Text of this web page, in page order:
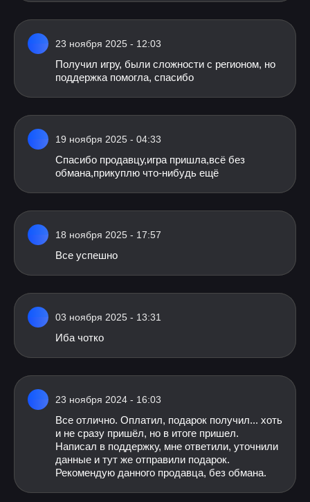
23 ноября 2025 - 12:03
Получил игру, были сложности с регионом, но
поддержка помогла, спасибо
19 ноября 2025 - 04:33
Спасибо продавцу,игра пришла,всё без
обмана,прикуплю что-нибудь ещё
18 ноября 2025 - 17:57
Все успешно
03 ноября 2025 - 13:31
Иба чотко
23 ноября 2024 - 16:03
Все отлично. Оплатил, подарок получил... хоть
и не сразу пришёл, но в итоге пришел.
Написал в поддержку, мне ответили, уточнили
данные и тут же отправили подарок.
Рекомендую данного продавца, без обмана.